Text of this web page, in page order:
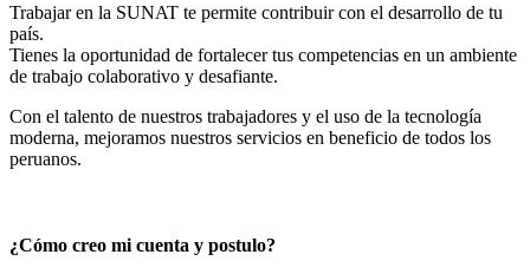
Trabajar en la SUNAT te permite contribuir con el desarrollo de tu
país.
Tienes la oportunidad de fortalecer tus competencias en un ambiente
de trabajo colaborativo y desafiante.
Con el talento de nuestros trabajadores y el uso de la tecnología
moderna, mejoramos nuestros servicios en beneficio de todos los
peruanos.
¿Cómo creo mi cuenta y postulo?